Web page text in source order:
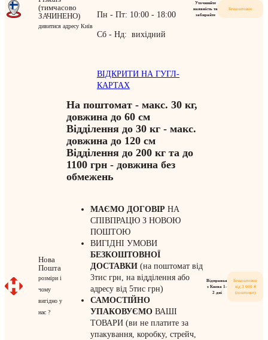
(тимчасово
ЗАЧИНЕНО)
дивитися адресу Київ
Пн - Пт: 10:00 - 18:00
Сб - Нд: вихідний
ВІДКРИТИ НА ГУГЛ-
КАРТАХ
Уточнюйте
наявність та
забирайте
Безкоштовно
Нова
Пошта
розміри і
чому
вигідно у
нас ?
На поштомат - макс. 30 кг,
довжина до 60 см
Відділення до 30 кг - макс.
довжина до 120 см
Відділення до 200 кг та до
1100 грн - довжина без
обмежень
МАЄМО ДОГОВІР НА
СПІВПРАЦЮ З НОВОЮ
ПОШТОЮ
ВИГІДНІ УМОВИ
БЕЗКОШТОВНОЇ
ДОСТАВКИ(на поштомат від
3тис грн, на відділення або
адресу від 5тис грн)
САМОСТІЙНО
УПАКОВУЄМОВАШІ
ТОВАРИ (ви не платите за
упакування, коробку, стрейч,
Відправка
з Києва 1-
2 дні
Безкоштовно
від 3 000 ₴
(поштомат)